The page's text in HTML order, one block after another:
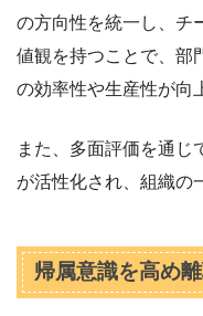
の方向性を統一し、チ
値観を持つことで、部
の効率性や生産性が向
また、多面評価を通じ
が活性化され、組織の
帰属意識を高め